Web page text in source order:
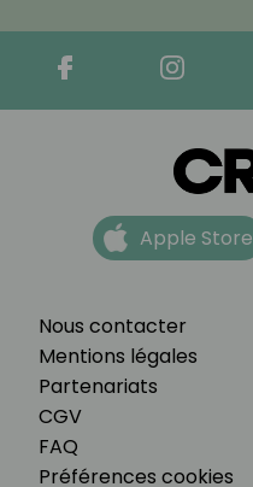
Nous contacter
Mentions légales
Partenariats
CGV
FAQ
Préférences cookies
Apple Store